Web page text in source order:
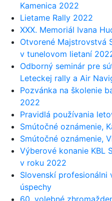
Kamenica 2022
Lietame Rally 2022
XXX. Memoriál Ivana
Otvorené Majstrovstvá
v tunelovom lietaní
Odborný seminár pre
Leteckej rally a Air
Pozvánka na školenie
2022
Pravidlá používania
Smútočné oznámenie,
Smútočné oznámenie,
Výberové konanie KBL
v roku 2022
Slovenskí profesionálni
úspechy
60. volebné